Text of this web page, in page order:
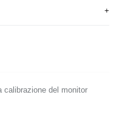
calibrazione del monitor